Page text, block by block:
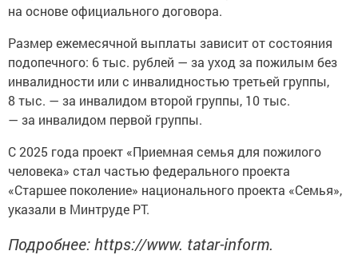
на основе официального договора.
Размер ежемесячной выплаты зависит от состояния
подопечного: 6 тыс. рублей — за уход за пожилым без
инвалидности или с инвалидностью третьей группы,
8 тыс. — за инвалидом второй группы, 10 тыс.
— за инвалидом первой группы.
С 2025 года проект «Приемная семья для пожилого
человека» стал частью федерального проекта
«Старшее поколение» национального проекта «Семья»,
указали в Минтруде РТ.
Подробнее: https://www. tatar-inform.